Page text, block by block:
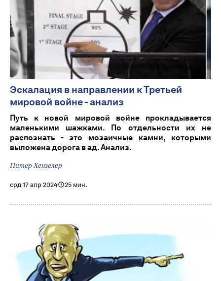
Эскалация в направлении к Третьей
мировой войне - анализ
Путь к новой мировой войне прокладывается
маленькими шажками. По отдельности их не
распознать - это мозаичные камни, которыми
выложена дорога в ад. Анализ.
Питер Хензелер
срд 17 апр 2024 25 мин.